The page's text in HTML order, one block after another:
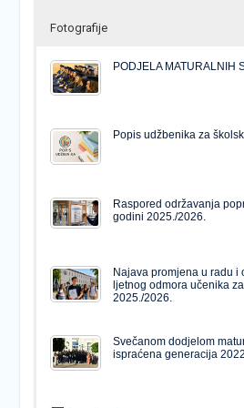
Fotografije
PODJELA MATURALNIH
Popis udžbenika za
Raspored održavanja
godini 2025./2026.
Najava promjena u radu i
ljetnog odmora učenika
2025./2026.
Svečanom dodjelom
ispraćena generacija